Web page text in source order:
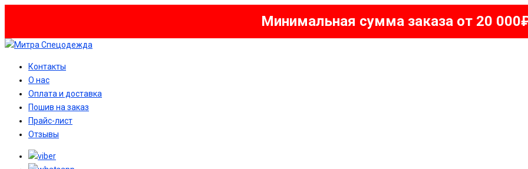
Минимальная сумма заказа от 20
Контакты
О нас
Оплата и доставка
Пошив на заказ
Прайс-лист
Отзывы